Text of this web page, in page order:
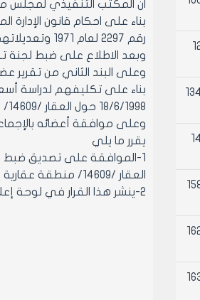
ان المكتب التنفيذي لمجلس
رقم 2297 لعام 1971 وتعديلاتهما.
وبعد الاطلاع على ضبط لجنة
وعلى البند الثاني من تقرير عضو
بناء على تكليفهم لدراسة
18/6/1998 حول العقار /14609/ منطقة عقارية انصاري هو وفق التسعيرة الصادرة عن المكتب التنفيذي لمجلس المدينة.)
وعلى موافقة أعضائه بالإجماع في
يقرر ما يلي
العقار /14609/ منطقة عقارية انصاري محلة انصاري الشرقي – شارع خلفي ب /21000/ ل.س واحد وعشرون ألف ليرة سورية لا غير.
2-ينشر هذا القرار في لوحة إعلانات مجلس المدينة ويبلغ من يلزم لتنفيذه.
للمدينة رقم 12
التنفيذي للمدينة رقم 134
التنفيذي للمدينة رقم 14
التنفيذي للمدينة رقم 158
التنفيذي للمدينة رقم 162
التنفيذي للمدينة رقم 163